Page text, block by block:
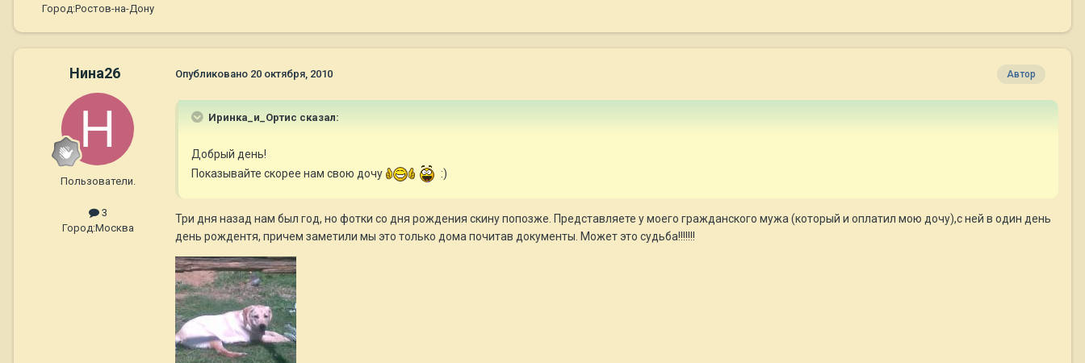
Город:Ростов-на-Дону
Нина26
Пользователи.
3
Город:Москва
Автор
Опубликовано 20 октября, 2010
Иринка_и_Ортис сказал:
Добрый день!
Показывайте скорее нам свою дочу
:)
Три дня назад нам был год, но фотки со дня рождения скину попозже. Представляете у моего гражданского мужа (который и оплатил мою дочу),с ней в один день
день рождентя, причем заметили мы это только дома почитав документы. Может это судьба!!!!!!!